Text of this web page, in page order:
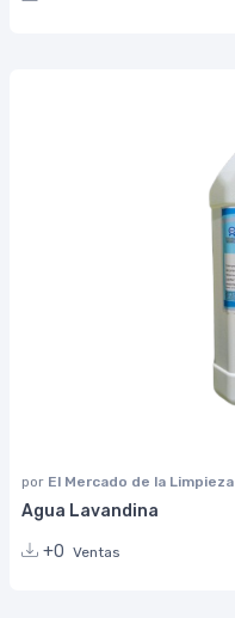
por El Mercado de la Limpieza
Agua Lavandina
+0 Ventas